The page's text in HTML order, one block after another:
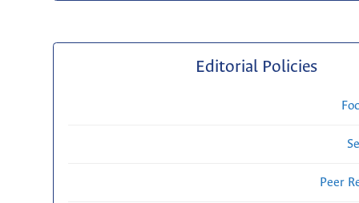
Editorial Policies
Peer